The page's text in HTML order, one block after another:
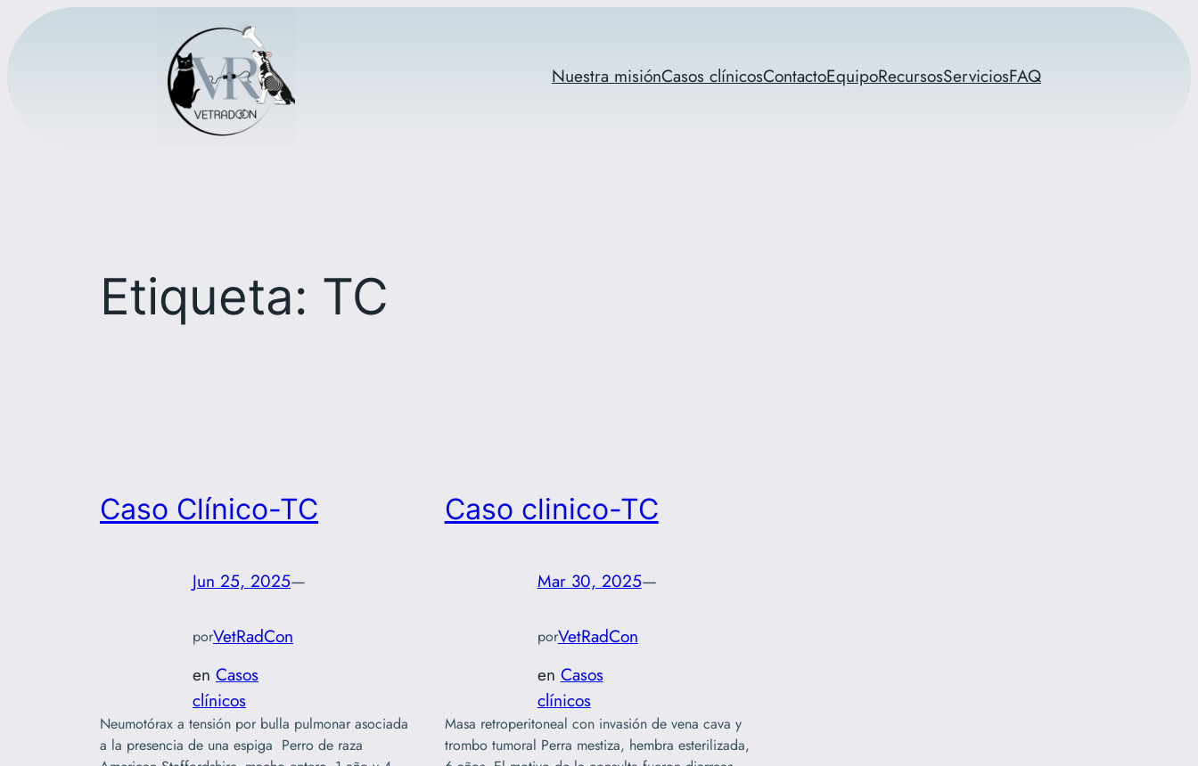
Saltar
al
Nuestra misiónCasos clínicosContactoEquipoRecursosServiciosFAQ
Etiqueta: TC
Caso Clínico-TC
Jun 25, 2025—
porVetRadCon
en Casos
clínicos
Neumotórax a tensión por bulla pulmonar asociada
a la presencia de una espiga Perro de raza
Caso clinico-TC
Mar 30, 2025—
porVetRadCon
en Casos
clínicos
Masa retroperitoneal con invasión de vena cava y
trombo tumoral Perra mestiza, hembra esterilizada,